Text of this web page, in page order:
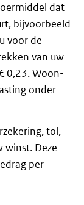
dat
bijvoorbeeld
voor de
van uw
0,23. Woon-
onder
tol,
winst. Deze
per